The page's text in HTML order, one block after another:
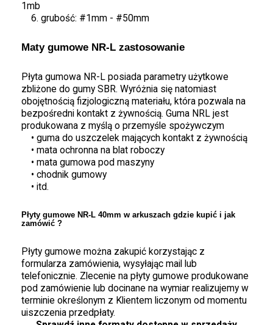
1mb
6. grubość: #1mm - #50mm
Maty gumowe NR-L zastosowanie
Płyta gumowa NR-L posiada parametry użytkowe
zbliżone do gumy SBR. Wyróżnia się natomiast
obojętnością fizjologiczną materiału, która pozwala na
bezpośredni kontakt z żywnością. Guma NRL jest
produkowana z myślą o przemyśle spożywczym
• guma do uszczelek mających kontakt z żywnością
• mata ochronna na blat roboczy
• mata gumowa pod maszyny
• chodnik gumowy
• itd.
Płyty gumowe NR-L 40mm w arkuszach gdzie kupić i jak
zamówić ?
Płyty gumowe można zakupić korzystając z
formularza zamówienia, wysyłając mail lub
telefonicznie. Zlecenie na płyty gumowe produkowane
pod zamówienie lub docinane na wymiar realizujemy w
terminie określonym z Klientem liczonym od momentu
uiszczenia przedpłaty.